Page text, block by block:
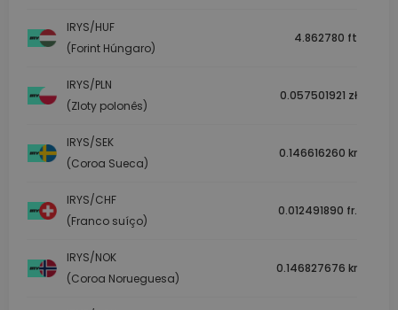
IRYS/HUF
(Forint Húngaro)
4.862780 ft
IRYS/PLN
(Zloty polonês)
0.057501921 zł
IRYS/SEK
(Coroa Sueca)
0.146616260 kr
IRYS/CHF
(Franco suíço)
0.012491890 fr.
IRYS/NOK
(Coroa Norueguesa)
0.146827676 kr